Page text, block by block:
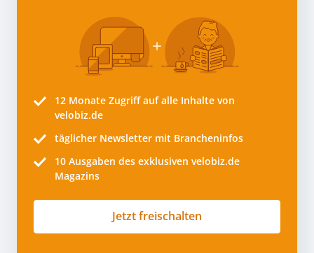
12 Monate Zugriff auf alle Inhalte von
velobiz.de
täglicher Newsletter mit Brancheninfos
10 Ausgaben des exklusiven velobiz.de
Magazins
Jetzt freischalten